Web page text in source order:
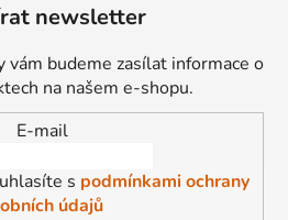
newsletter
budeme zasílat informace o
na našem e-shopu.
E-mail
s podmínkami ochrany
údajů